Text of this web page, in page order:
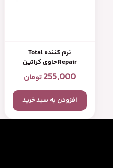
نرم کننده Total
Repairحاوی کراتین
255,000 تومان
افزودن به سبد خرید